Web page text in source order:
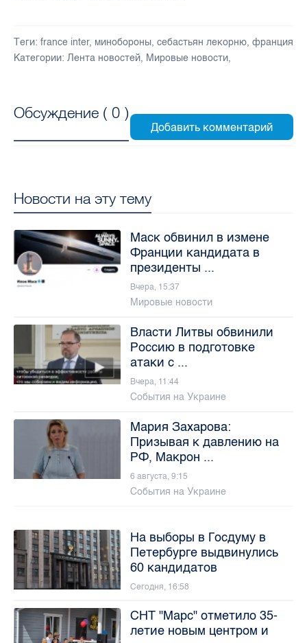
Теги: france inter, минобороны, себастьян лекорню, франция
Категории: Лента новостей, Мировые новости,
Обсуждение ( 0 )
Новости на эту тему
Маск обвинил в измене
Франции кандидата в
президенты ...
Вчера, 15:37
Мировые новости
Власти Литвы обвинили
Россию в подготовке
атаки с ...
Вчера, 11:44
События на Украине
Мария Захарова:
Призывая к давлению на
РФ, Макрон ...
6 августа, 9:15
События на Украине
На выборы в Госдуму в
Петербурге выдвинулись
60 кандидатов
Сегодня, 16:58
СНТ "Марс" отметило 35-
летие новым центром и